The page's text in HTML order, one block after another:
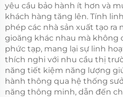
yêu cầu bảo hành ít hơn và
khách hàng tăng lên. Tính
phép các nhà sản xuất tạo ra
gioăng khác nhau mà không
phức tạp, mang lại sự linh
thích nghi với nhu cầu thị
năng tiết kiệm năng lượng
hành thông qua hệ thống
năng thông minh, dẫn đến